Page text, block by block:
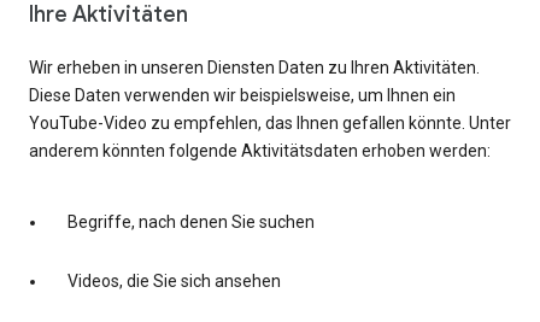
Ihre Aktivitäten
Wir erheben in unseren Diensten Daten zu Ihren Aktivitäten.
Diese Daten verwenden wir beispielsweise, um Ihnen ein
YouTube-Video zu empfehlen, das Ihnen gefallen könnte. Unter
anderem könnten folgende Aktivitätsdaten erhoben werden:
Begriffe, nach denen Sie suchen
Videos, die Sie sich ansehen